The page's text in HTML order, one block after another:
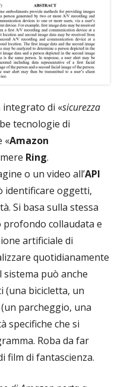
integrato di «sicurezza
tecnologie di
«Amazon
Ring.
o un video all’API
identificare oggetti,
Si basa sulla stessa
collaudata e
artificiale di
quotidianamente
sistema può anche
(una bicicletta, un
parcheggio, una
specifiche che si
Roba da far
film di fantascienza.